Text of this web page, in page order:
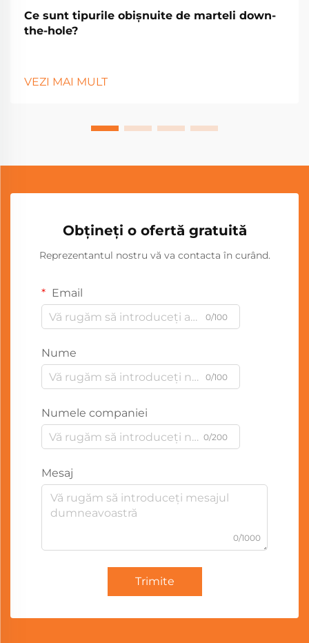
Ce sunt tipurile obișnuite de marteli down-
the-hole?
VEZI MAI MULT
Obțineți o ofertă gratuită
Reprezentantul nostru vă va contacta în curând.
Email
0/100
Nume
0/100
Numele companiei
0/200
Mesaj
0/1000
Trimite